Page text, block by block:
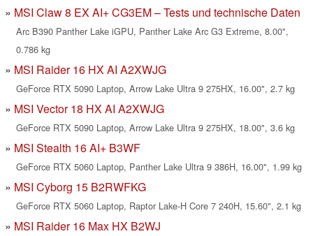
MSI Claw 8 EX AI+ CG3EM – Tests und technische Daten
Arc B390 Panther Lake iGPU, Panther Lake Arc G3 Extreme, 8.00",
0.786 kg
MSI Raider 16 HX AI A2XWJG
GeForce RTX 5090 Laptop, Arrow Lake Ultra 9 275HX, 16.00", 2.7 kg
MSI Vector 18 HX AI A2XWJG
GeForce RTX 5090 Laptop, Arrow Lake Ultra 9 275HX, 18.00", 3.6 kg
MSI Stealth 16 AI+ B3WF
GeForce RTX 5060 Laptop, Panther Lake Ultra 9 386H, 16.00", 1.99 kg
MSI Cyborg 15 B2RWFKG
GeForce RTX 5060 Laptop, Raptor Lake-H Core 7 240H, 15.60", 2.1 kg
MSI Raider 16 Max HX B2WJ